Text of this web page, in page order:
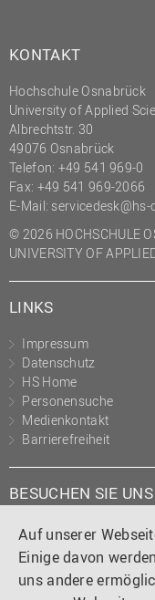
Auf unserer
Einige davon
uns andere
KONTAKT
Hochschule Osnabrück
University of Applied
Albrechtstr. 30
49076 Osnabrück
Telefon: +49 541 969-0
Fax: +49 541 969-2066
E-Mail:
© 2026 HOCHSCHULE
UNIVERSITY OF
LINKS
Impressum
Datenschutz
HS Home
Personensuche
Medienkontakt
Barrierefreiheit
BESUCHEN SIE UNS
Instagram
Tiktok